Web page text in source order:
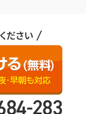
ださい
283